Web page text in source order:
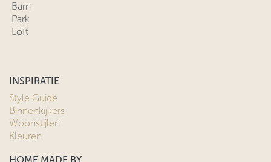
Barn
Park
Loft
INSPIRATIE
Style Guide
Binnenkijkers
Woonstijlen
Kleuren